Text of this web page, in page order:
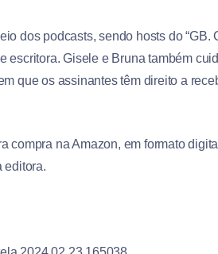
dos podcasts, sendo hosts do “GB.
escritora. Gisele e Bruna também
que os assinantes têm direito a
na Amazon, em formato
editora.